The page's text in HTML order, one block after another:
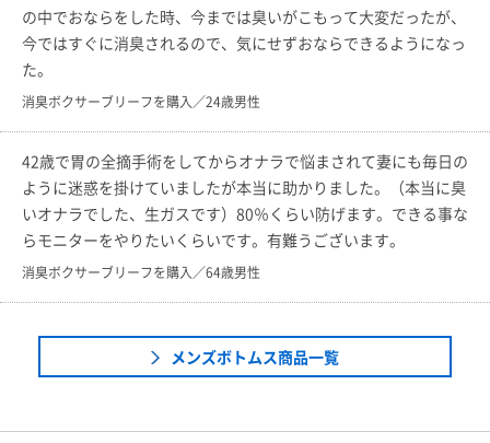
の中でおならをした時、今までは臭いがこもって大変だったが、
今ではすぐに消臭されるので、気にせずおならできるようになっ
た。
消臭ボクサーブリーフを購入／24歳男性
42歳で胃の全摘手術をしてからオナラで悩まされて妻にも毎日の
ように迷惑を掛けていましたが本当に助かりました。（本当に臭
いオナラでした、生ガスです）80％くらい防げます。できる事な
らモニターをやりたいくらいです。有難うございます。
消臭ボクサーブリーフを購入／64歳男性
メンズボトムス商品一覧